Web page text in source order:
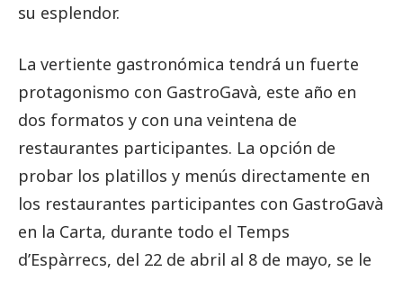
su esplendor.
La vertiente gastronómica tendrá un fuerte
protagonismo con GastroGavà, este año en
dos formatos y con una veintena de
restaurantes participantes. La opción de
probar los platillos y menús directamente en
los restaurantes participantes con GastroGavà
en la Carta, durante todo el Temps
d’Espàrrecs, del 22 de abril al 8 de mayo, se le